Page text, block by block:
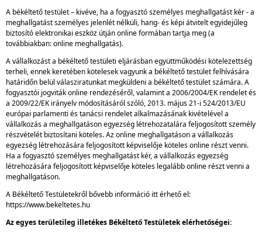
A békéltető testület – kivéve, ha a fogyasztó személyes meghallgatást kér - a
meghallgatást személyes jelenlét nélküli, hang- és képi átvitelt egyidejűleg
biztosító elektronikai eszköz útján online formában tartja meg (a
továbbiakban: online meghallgatás).
A vállalkozást a békéltető testületi eljárásban együttműködési kötelezettség
terheli, ennek keretében kötelesek vagyunk a békéltető testület felhívására
határidőn belül válasziratunkat megküldeni a békéltető testület számára. A
fogyasztói jogviták online rendezéséről, valamint a 2006/2004/EK rendelet és
a 2009/22/EK irányelv módosításáról szóló, 2013. május 21-i 524/2013/EU
európai parlamenti és tanácsi rendelet alkalmazásának kivételével a
vállalkozás a meghallgatáson egyezség létrehozatalára feljogosított személy
részvételét biztosítani köteles. Az online meghallgatáson a vállalkozás
egyezség létrehozására feljogosított képviselője köteles online részt venni.
Ha a fogyasztó személyes meghallgatást kér, a vállalkozás egyezség
létrehozására feljogosított képviselője köteles legalább online részt venni a
meghallgatáson.
A Békéltető Testületekről bővebb információ itt érhető el:
https://www.bekeltetes.hu
Az egyes területileg illetékes Békéltető Testületek elérhetőségei: